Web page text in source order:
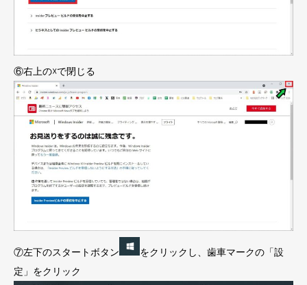
⑥右上の☓で閉じる
⑦左下のスタートボタン
をクリックし、歯車マークの「設
定」をクリック